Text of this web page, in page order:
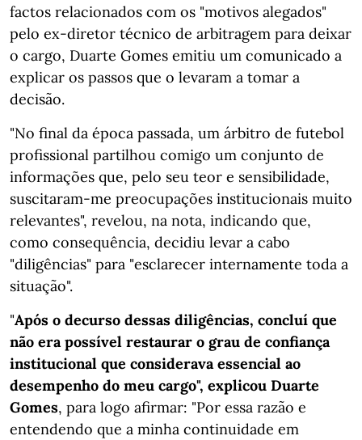
factos relacionados com os "motivos alegados"
pelo ex-diretor técnico de arbitragem para deixar
o cargo, Duarte Gomes emitiu um comunicado a
explicar os passos que o levaram a tomar a
decisão.
"No final da época passada, um árbitro de futebol
profissional partilhou comigo um conjunto de
informações que, pelo seu teor e sensibilidade,
suscitaram-me preocupações institucionais muito
relevantes", revelou, na nota, indicando que,
como consequência, decidiu levar a cabo
"diligências" para "esclarecer internamente toda a
situação".
"Após o decurso dessas diligências, concluí que
não era possível restaurar o grau de confiança
institucional que considerava essencial ao
desempenho do meu cargo", explicou Duarte
Gomes, para logo afirmar: "Por essa razão e
entendendo que a minha continuidade em